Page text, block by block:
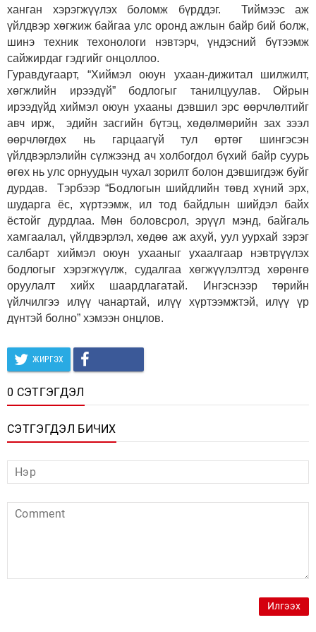
ханган хэрэгжүүлэх боломж бүрддэг. Тиймээс аж
үйлдвэр хөгжиж байгаа улс оронд ажлын байр бий болж,
шинэ техник техонологи нэвтэрч, үндэсний бүтээмж
сайжирдаг гэдгийг онцоллоо.
Гуравдугаарт, “Хиймэл оюун ухаан-дижитал шилжилт,
хөгжлийн ирээдүй” бодлогыг танилцуулав. Ойрын
ирээдүйд хиймэл оюун ухааны дэвшил эрс өөрчлөлтийг
авч ирж, эдийн засгийн бүтэц, хөдөлмөрийн зах зээл
өөрчлөгдөх нь гарцаагүй тул өртөг шингэсэн
үйлдвэрлэлийн сүлжээнд ач холбогдол бүхий байр суурь
өгөх нь улс орнуудын чухал зорилт болон дэвшигдэж буйг
дурдав. Тэрбээр “Бодлогын шийдлийн төвд хүний эрх,
шударга ёс, хүртээмж, ил тод байдлын шийдэл байх
ёстойг дурдлаа. Мөн боловсрол, эрүүл мэнд, байгаль
хамгаалал, үйлдвэрлэл, хөдөө аж ахуй, уул уурхай зэрэг
салбарт хиймэл оюун ухааныг ухаалгаар нэвтрүүлэх
бодлогыг хэрэгжүүлж, судалгаа хөгжүүлэлтэд хөрөнгө
оруулалт хийх шаардлагатай. Ингэснээр төрийн
үйлчилгээ илүү чанартай, илүү хүртээмжтэй, илүү үр
дүнтэй болно” хэмээн онцлов.
ЖИРГЭХ
0 СЭТГЭГДЭЛ
СЭТГЭГДЭЛ БИЧИХ
Илгээх